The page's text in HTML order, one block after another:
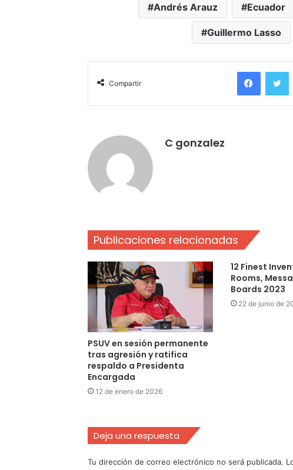
Andrés Arauz Ecuador
Guillermo Lasso
Compartir
C gonzalez
Publicaciones relacionadas
PSUV en sesión permanente
tras agresión y ratifica
respaldo a Presidenta
Encargada
12 de enero de 2026
12 Finest
Rooms,
Boards 2023
22 de junio de
Deja una respuesta
Tu dirección de correo electrónico no será publicada.